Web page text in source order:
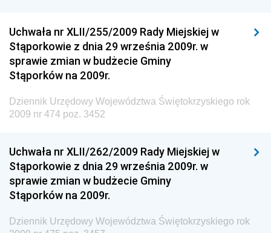
Narodowego i Sportu
Dziennik Urzędowy Ministra Finansów, Funduszy i
Polityki Regionalnej
Dziennik Urzędowy Ministra Rozwoju, Pracy i
Technologii
Dziennik Urzędowy Ministra Kultury, Dziedzictwa
Dziennik Urzędowy Ministra Rodziny i Polityki
Społecznej
Dziennik Urzędowy Komendy Głównej Straży
Granicznej
Dziennik Urzędowy Głównego Inspektoratu Transportu
Uchwała nr XLII/255/2009 Rady Miejskiej w
Stąporkowie z dnia 29 września 2009r. w
sprawie zmian w budżecie Gminy
Stąporków na 2009r.
Dziennik Urzędowy Województwa Świętokrzyskiego rok
2009 nr 474 poz. 3452
Uchwała nr XLII/262/2009 Rady Miejskiej w
Stąporkowie z dnia 29 września 2009r. w
sprawie zmian w budżecie Gminy
Stąporków na 2009r.
Dziennik Urzędowy Województwa Świętokrzyskiego rok